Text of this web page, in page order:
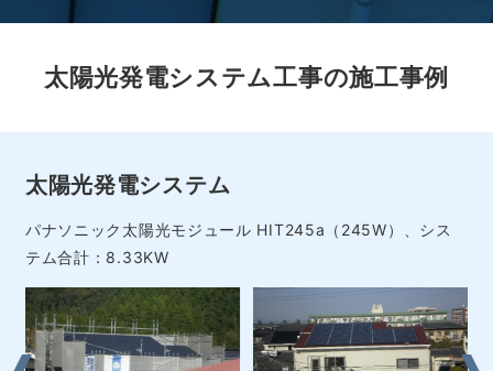
シャープ：太陽光モジュール NU-X22AF（220W）、シス
テム合計：6.16KW